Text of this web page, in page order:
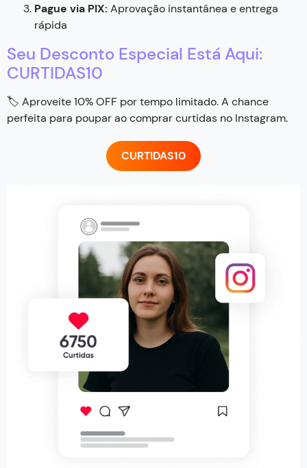
Pague via PIX: Aprovação instantânea e entrega
rápida
Seu Desconto Especial Está Aqui:
CURTIDAS10
🏷️ Aproveite 10% OFF por tempo limitado. A chance
perfeita para poupar ao comprar curtidas no Instagram.
CURTIDAS10